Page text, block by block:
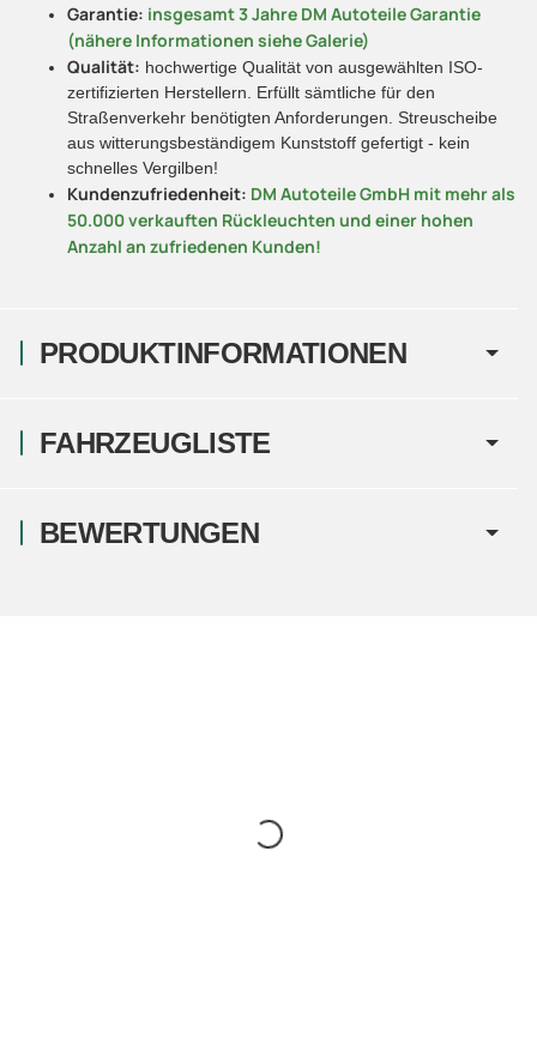
PRODUKTINFORMATIONEN
Garantie: insgesamt 3 Jahre DM Autoteile Garantie
(nähere Informationen siehe Galerie)
Qualität: hochwertige Qualität von ausgewählten ISO-
zertifizierten Herstellern. Erfüllt sämtliche für den
Straßenverkehr benötigten Anforderungen. Streuscheibe
aus witterungsbeständigem Kunststoff gefertigt - kein
schnelles Vergilben!
Kundenzufriedenheit: DM Autoteile GmbH mit mehr als
50.000 verkauften Rückleuchten und einer hohen
Anzahl an zufriedenen Kunden!
FAHRZEUGLISTE
BEWERTUNGEN